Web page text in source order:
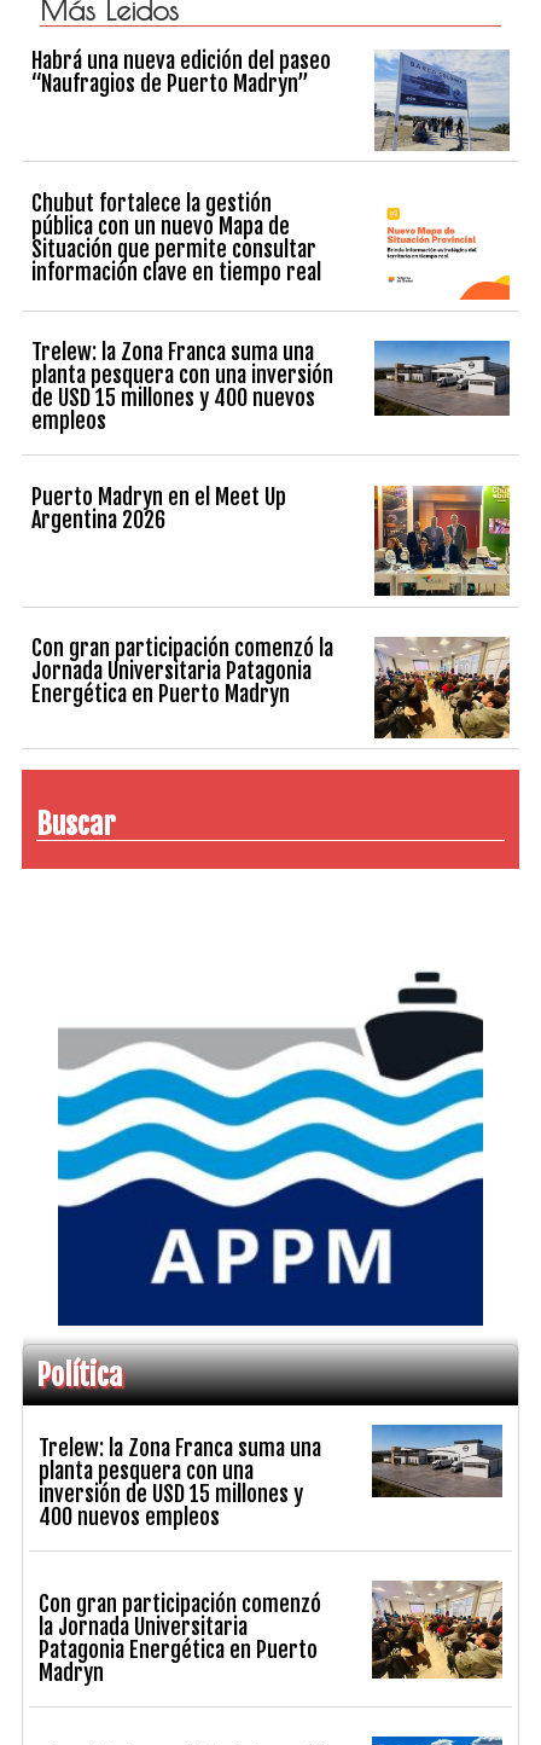
Más Leidos
Habrá una nueva edición del paseo
“Naufragios de Puerto Madryn”
Chubut fortalece la gestión
pública con un nuevo Mapa de
Situación que permite consultar
información clave en tiempo real
Trelew: la Zona Franca suma una
planta pesquera con una inversión
de USD 15 millones y 400 nuevos
empleos
Puerto Madryn en el Meet Up
Argentina 2026
Con gran participación comenzó la
Jornada Universitaria Patagonia
Energética en Puerto Madryn
Buscar
Política
Trelew: la Zona Franca suma una
planta pesquera con una
inversión de USD 15 millones y
400 nuevos empleos
Con gran participación comenzó
la Jornada Universitaria
Patagonia Energética en Puerto
Madryn